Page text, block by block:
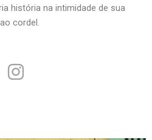
história na intimidade de sua
cordel.